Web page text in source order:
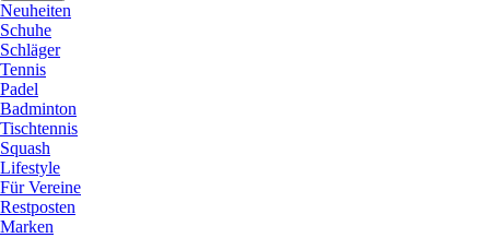
Neuheiten
Schuhe
Schläger
Tennis
Padel
Badminton
Tischtennis
Squash
Lifestyle
Für Vereine
Restposten
Marken